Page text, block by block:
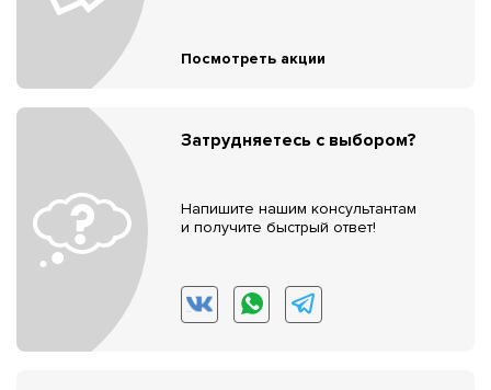
Посмотреть акции
Затрудняетесь с выбором?
Напишите нашим консультантам
и получите быстрый ответ!